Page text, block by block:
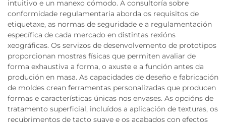
intuitivo e un manexo cómodo. A consultoría sobre
conformidade regulamentaria aborda os requisitos de
etiquetaxe, as normas de seguridade e a regulamentación
específica de cada mercado en distintas rexións
xeográficas. Os servizos de desenvolvemento de prototipos
proporcionan mostras físicas que permiten avaliar de
forma exhaustiva a forma, o axuste e a función antes da
produción en masa. As capacidades de deseño e fabricación
de moldes crean ferramentas personalizadas que producen
formas e características únicas nos envases. As opcións de
tratamento superficial, incluídos a aplicación de texturas, os
recubrimentos de tacto suave e os acabados con efectos